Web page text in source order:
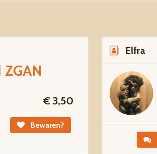
€ 3,50
Bewaren?
Elfra